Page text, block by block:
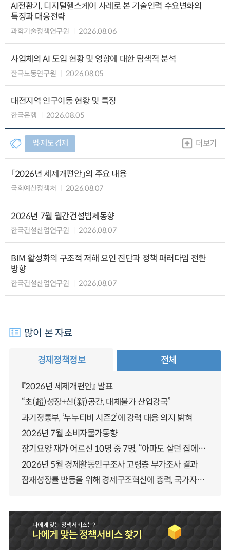
AI전환기, 디지털헬스케어 사례로 본 기술인력 수요변화의
특징과 대응전략
과학기술정책연구원 2026.08.06
사업체의 AI 도입 현황 및 영향에 대한 탐색적 분석
한국노동연구원 2026.08.05
대전지역 인구이동 현황 및 특징
한국은행 2026.08.05
법∙제도 경제 더보기
「2026년 세제개편안」의 주요 내용
국회예산정책처 2026.08.07
2026년 7월 월간건설법제동향
한국건설산업연구원 2026.08.07
BIM 활성화의 구조적 저해 요인 진단과 정책 패러다임 전환
방향
한국건설산업연구원 2026.08.07
많이 본 자료
경제정책정보 전체
『2026년 세제개편안』 발표
“초(超)성장+신(新)공간, 대체불가 산업강국”
과기정통부, ‘누누티비 시즌2’에 강력 대응 의지 밝혀
2026년 7월 소비자물가동향
장기요양 재가 어르신 10명 중 7명, “아파도 살던 집에서 살겠다” 「2025년 장기요양실태조사」 결과 발표
2026년 5월 경제활동인구조사 고령층 부가조사 결과
잠재성장률 반등을 위해 경제구조혁신에 총력, 국가자산 관리체계 대전환